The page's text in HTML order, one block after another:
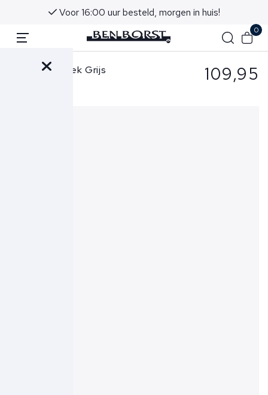
Voor 16:00 uur besteld, morgen in huis!
0
Cavallaro Broek Grijs 109,95